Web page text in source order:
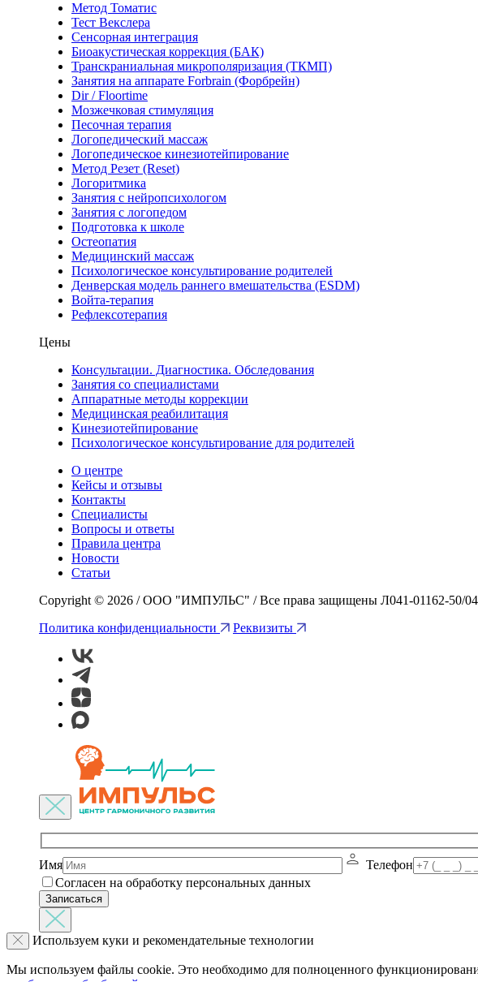
Метод Томатис
Тест Векслера
Сенсорная интеграция
Биоакустическая коррекция (БАК)
Транскраниальная микрополяризация (ТКМП)
Занятия на аппарате Forbrain (Форбрейн)
Dir / Floortime
Мозжечковая стимуляция
Песочная терапия
Логопедический массаж
Логопедическое кинезиотейпирование
Метод Резет (Reset)
Логоритмика
Занятия с нейропсихологом
Занятия с логопедом
Подготовка к школе
Остеопатия
Медицинский массаж
Психологическое консультирование родителей
Денверская модель раннего вмешательства (ESDM)
Войта-терапия
Рефлексотерапия
Цены
Консультации. Диагностика. Обследования
Занятия со специалистами
Аппаратные методы коррекции
Медицинская реабилитация
Кинезиотейпирование
Психологическое консультирование для родителей
О центре
Кейсы и отзывы
Контакты
Специалисты
Вопросы и ответы
Правила центра
Новости
Статьи
Copyright © 2026 / ООО "ИМПУЛЬС" / Все права защищены Л041-01162-50/
Политика конфиденциальности
Реквизиты
Имя
Телефон
Согласен на обработку персональных данных
Используем куки и рекомендательные технологии
Мы используем файлы cookie. Это необходимо для полноценного